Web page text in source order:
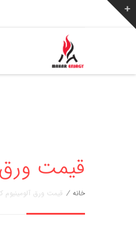
قیمت ورق
خانه / قیمت ورق آلومینیوم